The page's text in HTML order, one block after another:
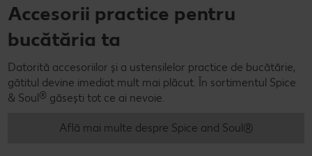
Accesorii practice pentru
bucătăria ta
Datorită accesoriilor și a ustensilelor practice de bucătărie,
gătitul devine imediat mult mai plăcut. În sortimentul Spice
& Soul® găsești tot ce ai nevoie.
Află mai multe despre Spice and Soul®